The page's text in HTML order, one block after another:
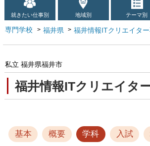
就きたい仕事別 地域別 テーマ別
専門学校 福井県 福井情報ITクリエイタ
福井情報ITクリエイタ
私立 福井県福井市
基本 概要 学科 入試